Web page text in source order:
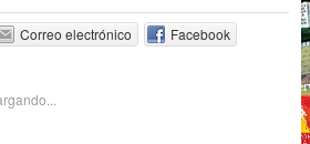
Correo electrónico
Facebook